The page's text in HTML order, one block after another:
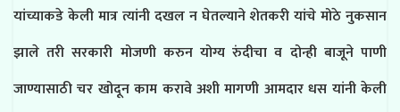
यांच्याकडे केली मात्र त्यांनी दखल न घेतल्याने शेतकरी यांचे मोठे नुकसान
झाले तरी सरकारी मोजणी करुन योग्य रुंदीचा व दोन्ही बाजूने पाणी
जाण्यासाठी चर खोदून काम करावे अशी मागणी आमदार धस यांनी केली